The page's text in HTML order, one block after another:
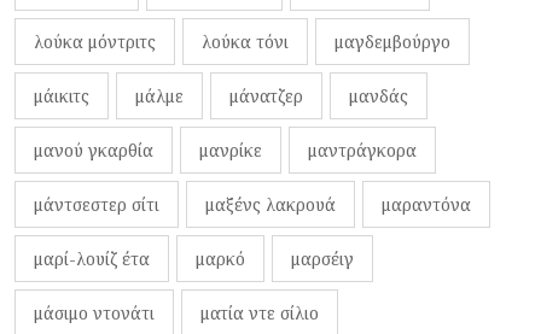
λούκα μόντριτς λούκα τόνι μαγδεμβούργο
μάικιτς μάλμε μάνατζερ μανδάς
μανού γκαρθία μανρίκε μαντράγκορα
μάντσεστερ σίτι μαξένς λακρουά μαραντόνα
μαρί-λουίζ έτα μαρκό μαρσέιγ
μάσιμο ντονάτι ματία ντε σίλιο